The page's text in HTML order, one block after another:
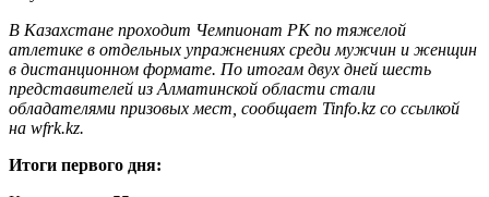
В Казахстане проходит Чемпионат РК по тяжелой
атлетике в отдельных упражнениях среди мужчин и женщин
в дистанционном формате. По итогам двух дней шесть
представителей из Алматинской области стали
обладателями призовых мест, сообщает Tinfo.kz со ссылкой
на wfrk.kz.
Итоги первого дня: